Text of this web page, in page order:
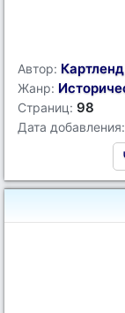
Автор:
Жанр:
Страниц: 98
Дата добавления: